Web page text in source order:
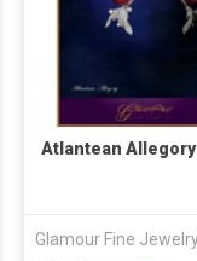
Atlantean Allegory